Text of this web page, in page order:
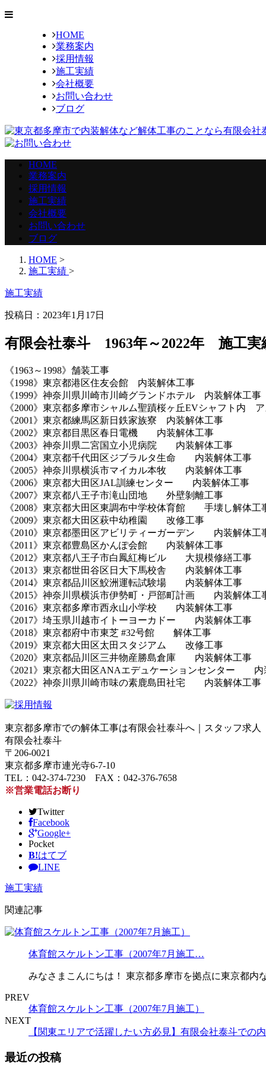
HOME
業務案内
採用情報
施工実績
会社概要
お問い合わせ
ブログ
HOME
業務案内
採用情報
施工実績
会社概要
お問い合わせ
ブログ
HOME >
施工実績 >
施工実績
投稿日：2023年1月17日
有限会社泰斗 1963年～2022年 施工実
《1963～1998》舗装工事
《1998》東京都港区住友会館 内装解体工事
《1999》神奈川県川崎市川崎グランドホテル 内装解体工事
《2000》東京都多摩市シャルム聖蹟桜ヶ丘EVシャフト内
《2001》東京都練馬区新日鉄家族寮 内装解体工事
《2002》東京都目黒区春日電機 内装解体工事
《2003》神奈川県二宮国立小児病院 内装解体工事
《2004》東京都千代田区ジブラルタ生命 内装解体工事
《2005》神奈川県横浜市マイカル本牧 内装解体工事
《2006》東京都大田区JAL訓練センター 内装解体工事
《2007》東京都八王子市滝山団地 外壁剝離工事
《2008》東京都大田区東調布中学校体育館 手壊し解体工
《2009》東京都大田区萩中幼稚園 改修工事
《2010》東京都墨田区アビリティーガーデン 内装解体工
《2011》東京都豊島区かんぽ会館 内装解体工事
《2012》東京都八王子市白鳳紅梅ビル 大規模修繕工事
《2013》東京都世田谷区日大下馬校舎 内装解体工事
《2014》東京都品川区鮫洲運転試験場 内装解体工事
《2015》神奈川県横浜市伊勢町・戸部町計画 内装解体工
《2016》東京都多摩市西永山小学校 内装解体工事
《2017》埼玉県川越市イトーヨーカドー 内装解体工事
《2018》東京都府中市東芝 #32号館 解体工事
《2019》東京都大田区太田スタジアム 改修工事
《2020》東京都品川区三井物産勝島倉庫 内装解体工事
《2021》東京都大田区ANAエデュケーションセンター 内
《2022》神奈川県川崎市味の素鹿島田社宅 内装解体工事
東京都多摩市での解体工事は有限会社泰斗へ｜スタッフ求人
有限会社泰斗
〒206-0021
東京都多摩市連光寺6-7-10
TEL：042-374-7230 FAX：042-376-7658
※営業電話お断り
Twitter
Facebook
Google+
Pocket
B!はてブ
LINE
施工実績
関連記事
体育館スケルトン工事（2007年7月施工…
みなさまこんにちは！ 東京都多摩市を拠点に東京都
PREV
体育館スケルトン工事（2007年7月施工）
NEXT
【関東エリアで活躍したい方必見】有限会社泰斗での
最近の投稿